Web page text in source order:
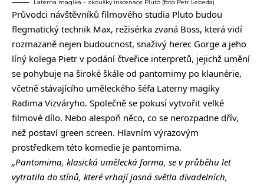
Laterna magika – zkoušky inscenace Pluto (foto Petr Lebeda)
Průvodci návštěvníků filmového studia Pluto budou
flegmatický technik Max, režisérka zvaná Boss, která vidí
rozmazaně nejen budoucnost, snaživý herec Gorge a jeho
líný kolega Pietr v podání čtveřice interpretů, jejichž umění
se pohybuje na široké škále od pantomimy po klaunérie,
včetně stávajícího uměleckého šéfa Laterny magiky
Radima Vizváryho. Společně se pokusí vytvořit velké
filmové dílo. Nebo alespoň něco, co se nerozpadne dřív,
než postaví green screen. Hlavním výrazovým
prostředkem této komedie je pantomima.
„Pantomima, klasická umělecká forma, se v průběhu let
vytratila do stínů, které vrhají jasná světla divadelních,